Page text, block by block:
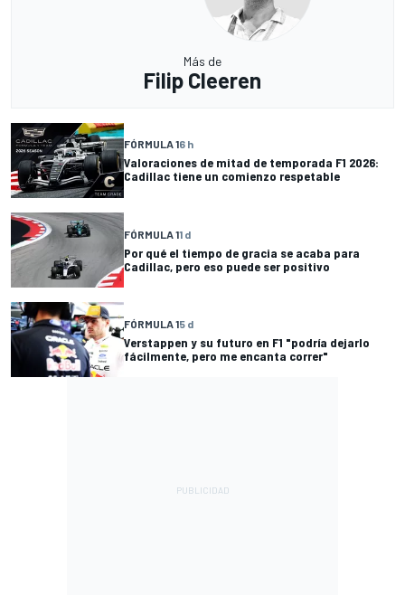
Más de
Filip Cleeren
FÓRMULA 16 h
Valoraciones de mitad de temporada F1 2026:
Cadillac tiene un comienzo respetable
FÓRMULA 11 d
Por qué el tiempo de gracia se acaba para
Cadillac, pero eso puede ser positivo
FÓRMULA 15 d
Verstappen y su futuro en F1 "podría dejarlo
fácilmente, pero me encanta correr"